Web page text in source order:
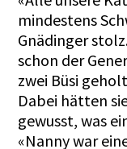
mindestens
Gnädinger
schon der
zwei Büsi
Dabei hätten
gewusst, was
«Nanny war